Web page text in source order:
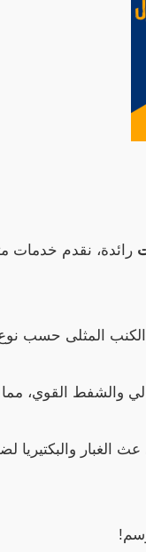
رائدة، نقدم خدمات
الكنب المثلى حسب
والشفط القوي،
والبكتيريا